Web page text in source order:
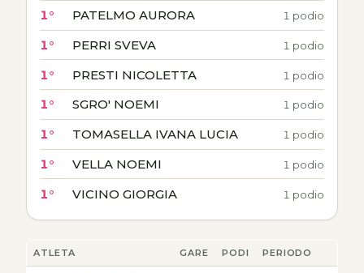
1° PATELMO AURORA 1 podio
1° PERRI SVEVA 1 podio
1° PRESTI NICOLETTA 1 podio
1° SGRO' NOEMI 1 podio
1° TOMASELLA IVANA LUCIA 1 podio
1° VELLA NOEMI 1 podio
1° VICINO GIORGIA 1 podio
ATLETA GARE PODI PERIODO